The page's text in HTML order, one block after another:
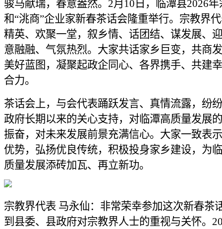
骏马献瑞，春意盎然。2月10日，临潭县2026
和“洮商”企业家新春茶话会隆重举行。宗教界
精英、欢聚一堂，叙乡情、话团结、谋发展、
意融融、气氛热烈。大家共话家乡巨变，共商
美好蓝图，凝聚起政企同心、各界携手、共建
合力。
茶话会上，与会代表踊跃发言、真情流露，纷
政府长期以来的关心支持，对临潭高质量发展
振奋，对未来发展前景充满信心。大家一致表
优势，弘扬优良传统，积极投身家乡建设，为
质量发展添砖加瓦、再立新功。
宗教界代表 马永仙：非常荣幸参加这次新春茶
到县委、县政府对宗教界人士的重视与关怀。